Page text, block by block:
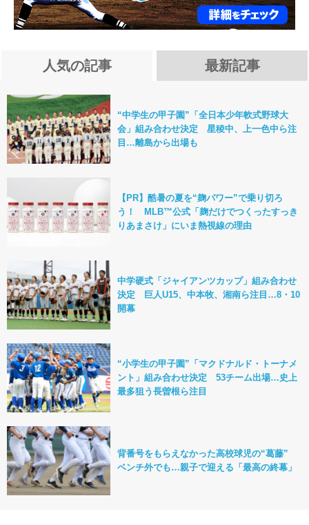
人気の記事 最新記事
“中学生の甲子園”「全日本少年軟式野球大
会」組み合わせ決定 星稜中、上一色中ら注
目…離島から出場も
【PR】酷暑の夏を“麹パワー”で乗り切ろ
う！ MLB™公式「麹だけでつくったすっき
りあまさけ」にいま熱視線の理由
中学硬式「ジャイアンツカップ」組み合わせ
決定 巨人U15、中本牧、湘南ら注目…8・10
開幕
“小学生の甲子園”「マクドナルド・トーナメ
ント」組み合わせ決定 53チーム出場…史上
最多狙う長曽根ら注目
背番号をもらえなかった高校球児の“葛藤”
ベンチ外でも…親子で迎える「最高の終幕」